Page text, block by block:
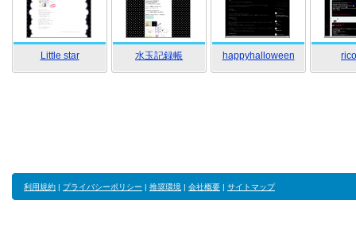
Little star 水玉記録帳 happyhalloween
利用規約 | プライバシーポリシー | 推奨環境 | 会社概要 | サイトマップ